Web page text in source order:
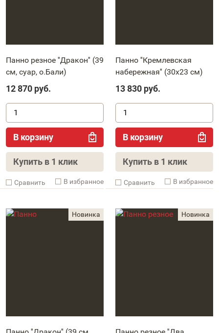
Панно резное ''Дракон'' (39
см, суар, о.Бали)
12 870 руб.
В корзину
Купить в 1 клик
Cравнить В избранное
Панно ''Кремлевская
набережная'' (30х23 см)
13 830 руб.
В корзину
Купить в 1 клик
Cравнить В избранное